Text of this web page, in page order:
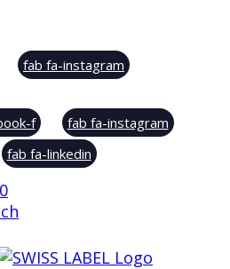
fab fa-instagram
f
fab fa-instagram
fab fa-linkedin